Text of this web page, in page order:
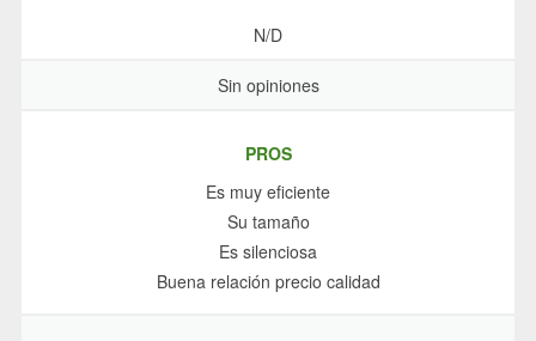
N/D
Sin opiniones
PROS
Es muy eficiente
Su tamaño
Es silenciosa
Buena relación precio calidad